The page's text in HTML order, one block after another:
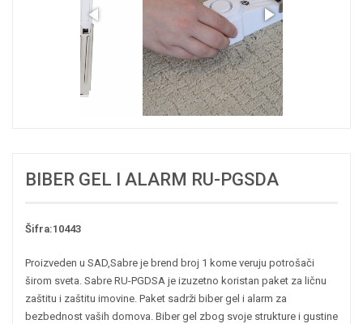
BIBER GEL I ALARM RU-PGSDA
Šifra:10443
Proizveden u SAD,Sabre je brend broj 1 kome veruju potrošači
širom sveta. Sabre RU-PGDSA je izuzetno koristan paket za ličnu
zaštitu i zaštitu imovine. Paket sadrži biber gel i alarm za
bezbednost vaših domova. Biber gel zbog svoje strukture i gustine